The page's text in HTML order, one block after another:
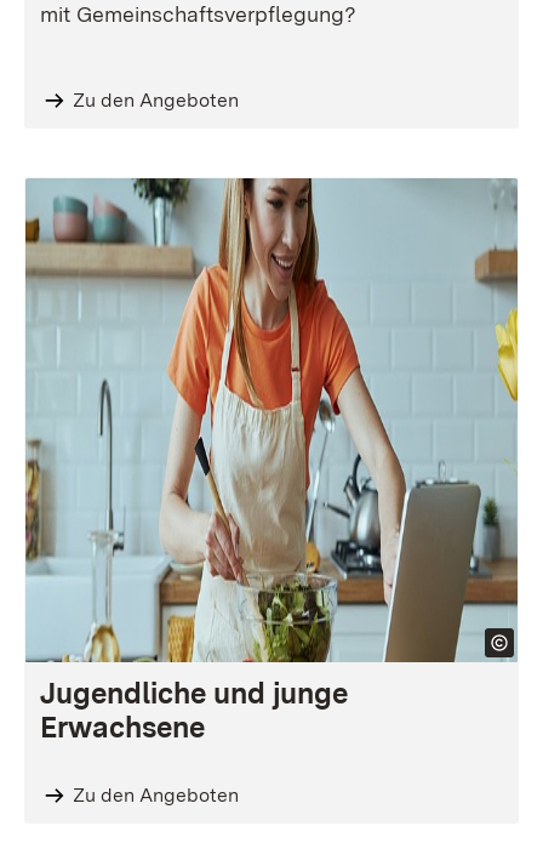
mit Gemeinschaftsverpflegung?
Zu den Angeboten
Jugendliche und junge
Erwachsene
Zu den Angeboten